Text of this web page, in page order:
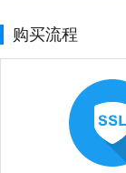
购买流程